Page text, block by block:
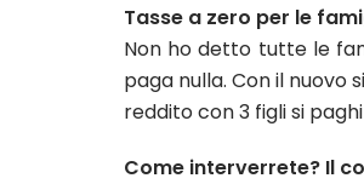
Tasse a zero per le
Non ho detto tutte le
paga nulla. Con il nuovo
reddito con 3 figli si
Come interverrete? Il